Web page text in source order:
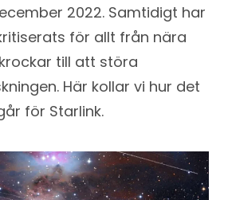
2022. Samtidigt har
för allt från nära
till att störa
Här kollar vi hur det
för Starlink.